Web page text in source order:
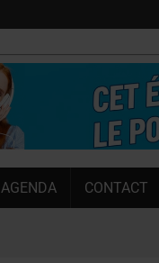
AGENDA CONTACT